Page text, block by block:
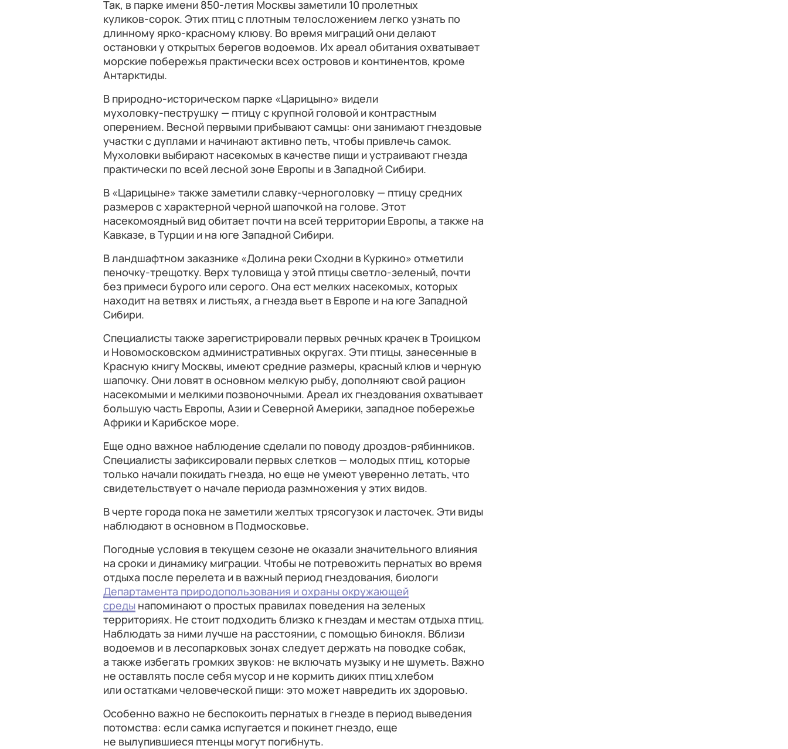
Так, в парке имени 850‑летия Москвы заметили 10 пролетных
куликов‑сорок. Этих птиц с плотным телосложением легко узнать по
длинному ярко‑красному клюву. Во время миграций они делают
остановки у открытых берегов водоемов. Их ареал обитания охватывает
морские побережья практически всех островов и континентов, кроме
Антарктиды.
В природно‑историческом парке «Царицыно» видели
мухоловку‑пеструшку — птицу с крупной головой и контрастным
оперением. Весной первыми прибывают самцы: они занимают гнездовые
участки с дуплами и начинают активно петь, чтобы привлечь самок.
Мухоловки выбирают насекомых в качестве пищи и устраивают гнезда
практически по всей лесной зоне Европы и в Западной Сибири.
В «Царицыне» также заметили славку‑черноголовку — птицу средних
размеров с характерной черной шапочкой на голове. Этот
насекомоядный вид обитает почти на всей территории Европы, а также на
Кавказе, в Турции и на юге Западной Сибири.
В ландшафтном заказнике «Долина реки Сходни в Куркино» отметили
пеночку-трещотку. Верх туловища у этой птицы светло‑зеленый, почти
без примеси бурого или серого. Она ест мелких насекомых, которых
находит на ветвях и листьях, а гнезда вьет в Европе и на юге Западной
Сибири.
Специалисты также зарегистрировали первых речных крачек в Троицком
и Новомосковском административных округах. Эти птицы, занесенные в
Красную книгу Москвы, имеют средние размеры, красный клюв и черную
шапочку. Они ловят в основном мелкую рыбу, дополняют свой рацион
насекомыми и мелкими позвоночными. Ареал их гнездования охватывает
большую часть Европы, Азии и Северной Америки, западное побережье
Африки и Карибское море.
Еще одно важное наблюдение сделали по поводу дроздов‑рябинников.
Специалисты зафиксировали первых слетков — молодых птиц, которые
только начали покидать гнезда, но еще не умеют уверенно летать, что
свидетельствует о начале периода размножения у этих видов.
В черте города пока не заметили желтых трясогузок и ласточек. Эти виды
наблюдают в основном в Подмосковье.
Погодные условия в текущем сезоне не оказали значительного влияния
на сроки и динамику миграции. Чтобы не потревожить пернатых во время
отдыха после перелета и в важный период гнездования, биологи
Департамента природопользования и охраны окружающей
среды напоминают о простых правилах поведения на зеленых
территориях. Не стоит подходить близко к гнездам и местам отдыха птиц.
Наблюдать за ними лучше на расстоянии, с помощью бинокля. Вблизи
водоемов и в лесопарковых зонах следует держать на поводке собак,
а также избегать громких звуков: не включать музыку и не шуметь. Важно
не оставлять после себя мусор и не кормить диких птиц хлебом
или остатками человеческой пищи: это может навредить их здоровью.
Особенно важно не беспокоить пернатых в гнезде в период выведения
потомства: если самка испугается и покинет гнездо, еще
не вылупившиеся птенцы могут погибнуть.